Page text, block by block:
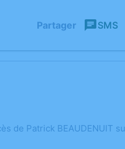
Partager SMS
de Patrick BEAUDENUIT